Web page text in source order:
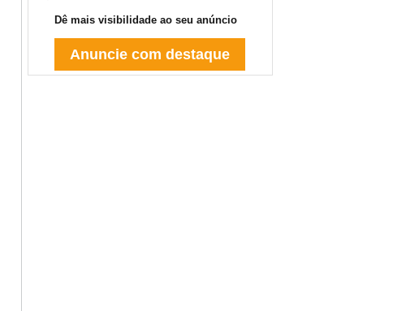
Dê mais visibilidade ao seu anúncio
Anuncie com destaque